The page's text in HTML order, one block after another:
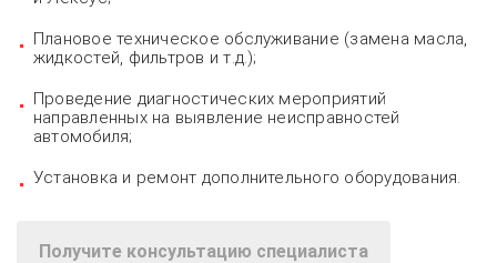
Плановое техническое обслуживание (замена масла,
жидкостей, фильтров и т.д.);
Проведение диагностических мероприятий
направленных на выявление неисправностей
автомобиля;
Установка и ремонт дополнительного оборудования.
Получите консультацию специалиста